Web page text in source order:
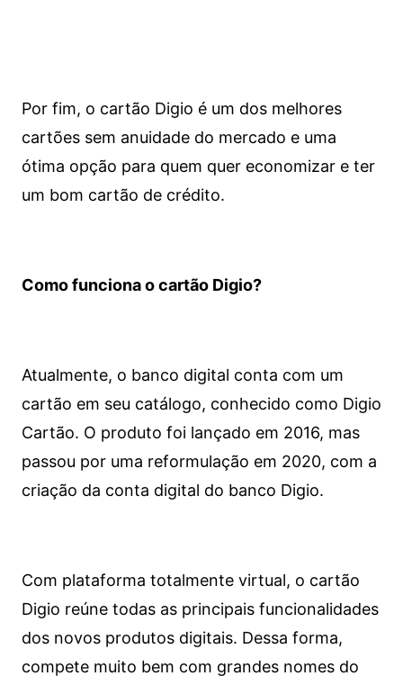
Por fim, o cartão Digio é um dos melhores
cartões sem anuidade do mercado e uma
ótima opção para quem quer economizar e ter
um bom cartão de crédito.
Como funciona o cartão Digio?
Atualmente, o banco digital conta com um
cartão em seu catálogo, conhecido como Digio
Cartão. O produto foi lançado em 2016, mas
passou por uma reformulação em 2020, com a
criação da conta digital do banco Digio.
Com plataforma totalmente virtual, o cartão
Digio reúne todas as principais funcionalidades
dos novos produtos digitais. Dessa forma,
compete muito bem com grandes nomes do